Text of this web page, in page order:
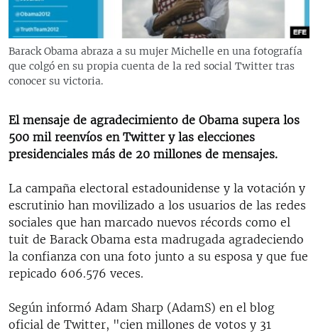
RADIO MARTÍ
ESPECIALES
ESPECIALES
SER VIEJO EN CUBA
KENTU-CUBANO
DESINFORMACIÓN RUSA EN AMÉRICA LATINA
LA INVASIÓN DE RUSIA A UCRANIA
MULTIMEDIA
EDITORIALES
SÍGUENOS
Barack Obama abraza a su mujer Michelle en una fotografía
que colgó en su propia cuenta de la red social Twitter tras
conocer su victoria.
El mensaje de agradecimiento de Obama supera los
500 mil reenvíos en Twitter y las elecciones
presidenciales más de 20 millones de mensajes.
La campaña electoral estadounidense y la votación y
escrutinio han movilizado a los usuarios de las redes
sociales que han marcado nuevos récords como el
tuit de Barack Obama esta madrugada agradeciendo
la confianza con una foto junto a su esposa y que fue
repicado 606.576 veces.
Según informó Adam Sharp (AdamS) en el blog
oficial de Twitter, "cien millones de votos y 31